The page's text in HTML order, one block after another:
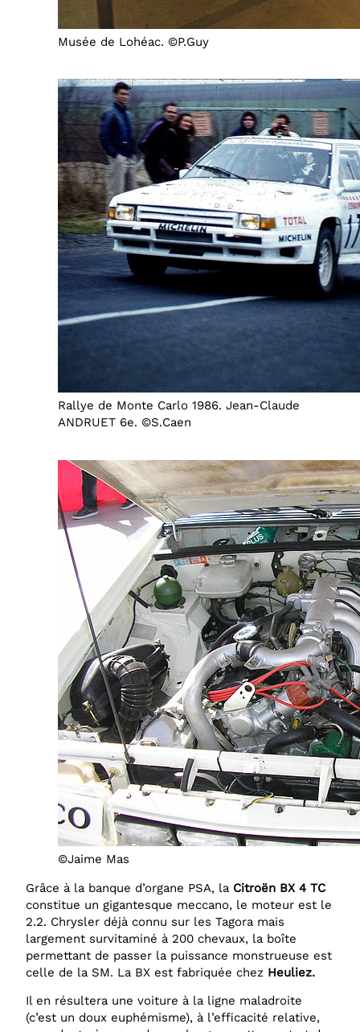
Musée de Lohéac. ©P.Guy
Rallye de Monte Carlo 1986. Jean-Claude
ANDRUET 6e. ©S.Caen
©Jaime Mas
Grâce à la banque d’organe PSA, la Citroën BX 4 TC
constitue un gigantesque meccano, le moteur est le
2.2. Chrysler déjà connu sur les Tagora mais
largement survitaminé à 200 chevaux, la boîte
permettant de passer la puissance monstrueuse est
celle de la SM. La BX est fabriquée chez Heuliez.
Il en résultera une voiture à la ligne maladroite
(c’est un doux euphémisme), à l’efficacité relative,